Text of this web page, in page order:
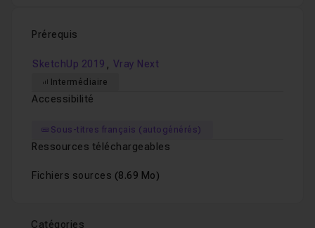
Prérequis
SketchUp 2019 , Vray Next
Intermédiaire
Accessibilité
Sous-titres français (autogénérés)
Ressources téléchargeables
Fichiers sources (8.69 Mo)
Catégories